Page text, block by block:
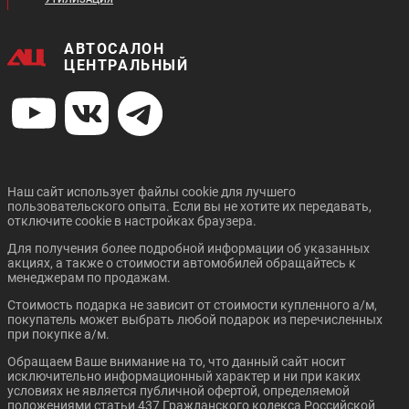
GREAT WALL POER
Цена от:
В кредит от:
39 892 ₽/мес.
Цена от:
В кредит от:
40 356 ₽/мес.
CHANGAN CS95 PLUS GEELY ICON
1 473 820 ₽
В кредит от:
TOYOTA CAMRY
Цена от:
3 999 820 ₽
В кредит от:
54 573 ₽/мес.
Цена от:
В кредит от:
29 332 ₽/мес.
АВТОСАЛОН
ЦЕНТРАЛЬНЫЙ
Наш сайт использует файлы cookie для лучшего
пользовательского опыта. Если вы не хотите их передавать,
отключите cookie в настройках браузера.
Для получения более подробной информации об указанных
акциях, а также о стоимости автомобилей обращайтесь к
менеджерам по продажам.
Стоимость подарка не зависит от стоимости купленного а/м,
покупатель может выбрать любой подарок из перечисленных
при покупке а/м.
Обращаем Ваше внимание на то, что данный сайт носит
исключительно информационный характер и ни при каких
условиях не является публичной офертой, определяемой
положениями статьи 437 Гражданского кодекса Российской